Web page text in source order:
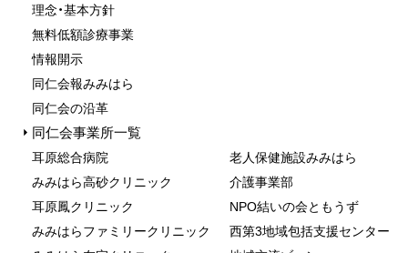
理念・基本方針
無料低額診療事業
情報開⽰
同仁会報みみはら
同仁会の沿革
同仁会事業所一覧
⽿原総合病院
みみはら⾼砂クリニック
⽿原鳳クリニック
みみはらファミリークリニック
⽼⼈保健施設みみはら
介護事業部
NPO結いの会ともうず
⻄第3地域包括⽀援センター